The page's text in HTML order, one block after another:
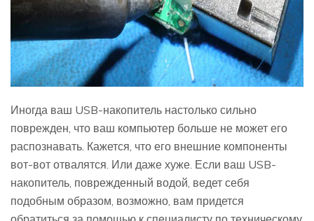
Иногда ваш USB-накопитель настолько сильно
поврежден, что ваш компьютер больше не может его
распознавать. Кажется, что его внешние компоненты
вот-вот отвалятся. Или даже хуже. Если ваш USB-
накопитель, поврежденный водой, ведет себя
подобным образом, возможно, вам придется